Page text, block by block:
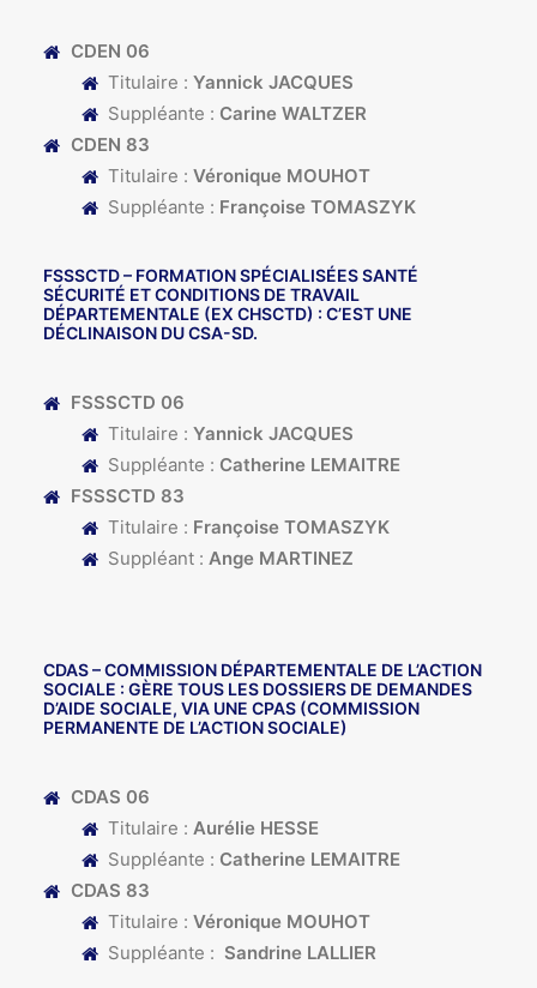
CDEN 06
Titulaire : Yannick JACQUES
Suppléante : Carine WALTZER
CDEN 83
Titulaire : Véronique MOUHOT
Suppléante : Françoise TOMASZYK
FSSSCTD– FORMATION SPÉCIALISÉES SANTÉ
SÉCURITÉ ET CONDITIONS DE TRAVAIL
DÉPARTEMENTALE (EX CHSCTD) : C’EST UNE
DÉCLINAISON DU CSA-SD.
FSSSCTD 06
Titulaire : Yannick JACQUES
Suppléante : Catherine LEMAITRE
FSSSCTD 83
Titulaire : Françoise TOMASZYK
Suppléant : Ange MARTINEZ
CDAS– COMMISSION DÉPARTEMENTALE DE L’ACTION
SOCIALE : GÈRE TOUS LES DOSSIERS DE DEMANDES
D’AIDE SOCIALE, VIA UNE CPAS (COMMISSION
PERMANENTE DE L’ACTION SOCIALE)
CDAS 06
Titulaire : Aurélie HESSE
Suppléante : Catherine LEMAITRE
CDAS 83
Titulaire : Véronique MOUHOT
Suppléante : Sandrine LALLIER